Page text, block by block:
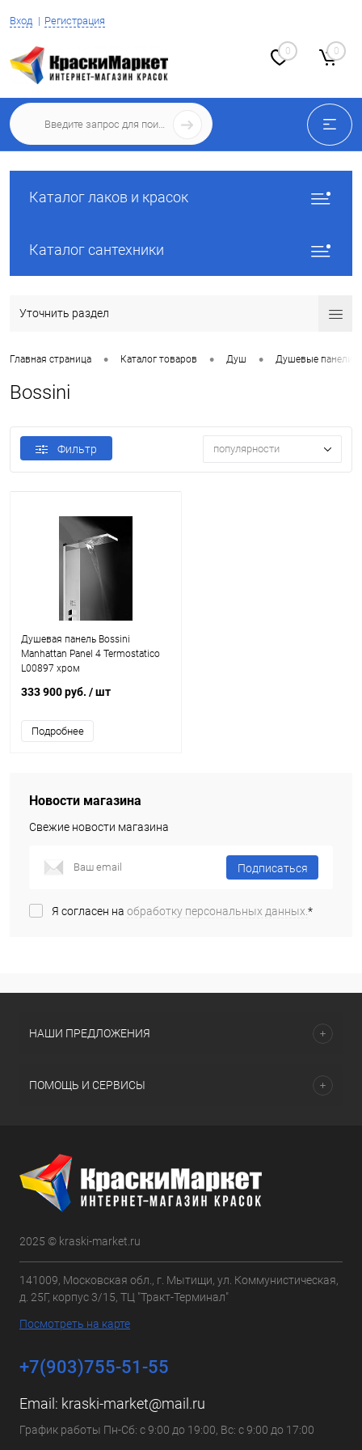
Вход Регистрация
0 0
Каталог лаков и красок
Каталог сантехники
Уточнить раздел
Главная страница • Каталог товаров • Душ • Душевые панели
Bossini
Фильтр популярности
Душевая панель Bossini
Manhattan Panel 4 Termostatico
L00897 хром
333 900 руб. / шт
Подробнее
Новости магазина
Свежие новости магазина
Подписаться
Я согласен на обработку персональных данных.*
НАШИ ПРЕДЛОЖЕНИЯ
ПОМОЩЬ И СЕРВИСЫ
2025 © kraski-market.ru
141009, Московская обл., г. Мытищи, ул. Коммунистическая,
д. 25Г, корпус 3/15, ТЦ "Тракт-Терминал"
Посмотреть на карте
+7(903)755-51-55
Email: kraski-market@mail.ru
График работы Пн-Сб: с 9:00 до 19:00, Вс: с 9:00 до 17:00